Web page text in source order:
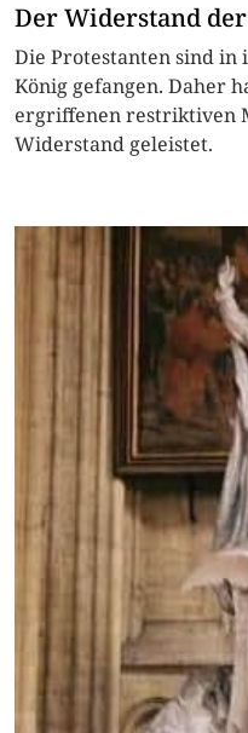
Der Widerstand
Die Protestanten sind
König gefangen. Daher
ergriffenen restriktiven
Widerstand geleistet.